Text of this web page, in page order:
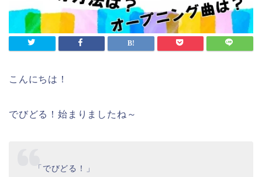
こんにちは！
でびどる！始まりましたね～
「でびどる！」